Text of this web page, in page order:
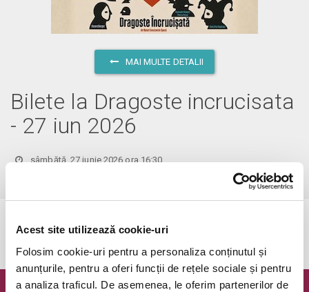
Acest site utilizează cookie-uri
Folosim cookie-uri pentru a personaliza conținutul și
anunțurile, pentru a oferi funcții de rețele sociale și pentru
a analiza traficul. De asemenea, le oferim partenerilor de
MAI MULTE DETALII
Bilete la Dragoste incrucisata
- 27 iun 2026
sâmbătă, 27 iunie 2026 ora 16:30
Evenimentul a expirat.